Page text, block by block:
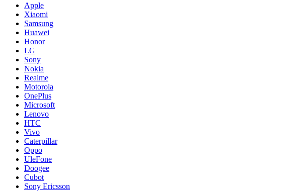
Apple
Xiaomi
Samsung
Huawei
Honor
LG
Sony
Nokia
Realme
Motorola
OnePlus
Microsoft
Lenovo
HTC
Vivo
Caterpillar
Oppo
UleFone
Doogee
Cubot
Sony Ericsson